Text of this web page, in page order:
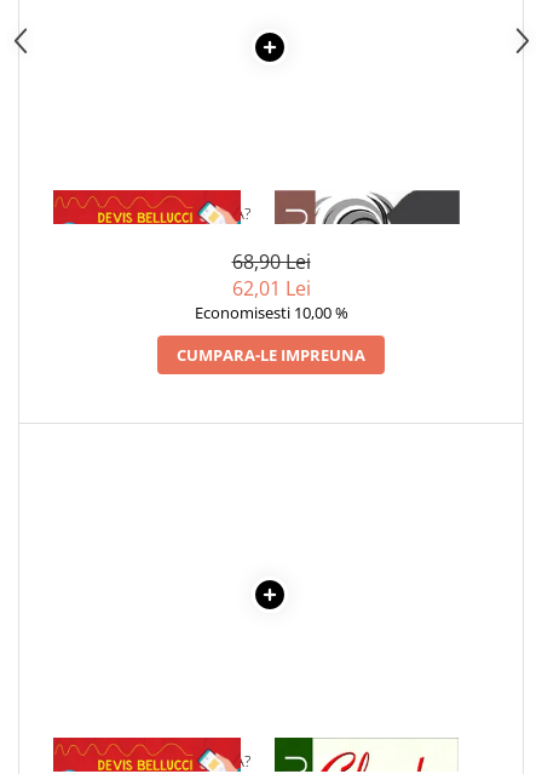
1 x DE CE NU IA FOC APA? 1 x ADAM SI EVA
68,90 Lei
62,01 Lei
Economisesti 10,00 %
CUMPARA-LE IMPREUNA
1 x DE CE NU IA FOC APA? 1 x CIULEANDRA